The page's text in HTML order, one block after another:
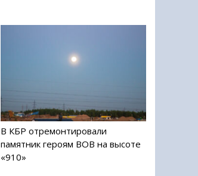
В КБР отремонтировали
памятник героям ВОВ на высоте
«910»